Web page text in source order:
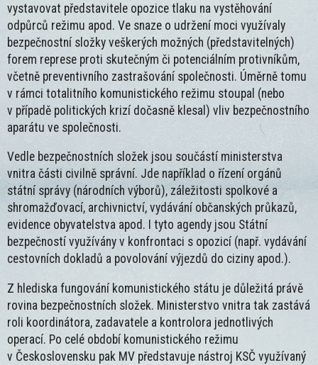
vystavovat představitele opozice tlaku na vystěhování
odpůrců režimu apod. Ve snaze o udržení moci využívaly
bezpečnostní složky veškerých možných (představitelných)
forem represe proti skutečným či potenciálním protivníkům,
včetně preventivního zastrašování společnosti. Úměrně tomu
v rámci totalitního komunistického režimu stoupal (nebo
v případě politických krizí dočasně klesal) vliv bezpečnostního
aparátu ve společnosti.
Vedle bezpečnostních složek jsou součástí ministerstva
vnitra části civilně správní. Jde například o řízení orgánů
státní správy (národních výborů), záležitosti spolkové a
shromažďovací, archivnictví, vydávání občanských průkazů,
evidence obyvatelstva apod. I tyto agendy jsou Státní
bezpečností využívány v konfrontaci s opozicí (např. vydávání
cestovních dokladů a povolování výjezdů do ciziny apod.).
Z hlediska fungování komunistického státu je důležitá právě
rovina bezpečnostních složek. Ministerstvo vnitra tak zastává
roli koordinátora, zadavatele a kontrolora jednotlivých
operací. Po celé období komunistického režimu
v Československu pak MV představuje nástroj KSČ využívaný